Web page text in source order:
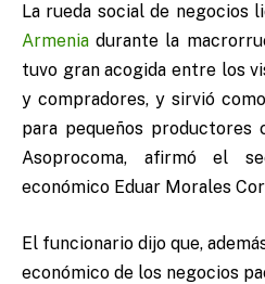
La rueda social de negocios
Armenia durante la
tuvo gran acogida entre los
y compradores, y sirvió
para pequeños productores
Asoprocoma, afirmó el
económico Eduar Morales
El funcionario dijo que,
económico de los negocios